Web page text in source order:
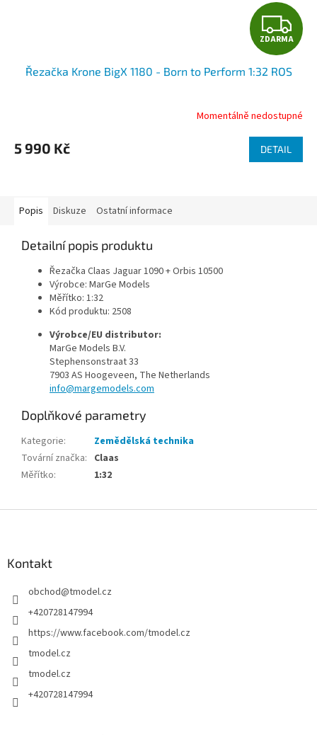
Z
D
A
R
M
A
ZDARMA
Řezačka Krone BigX 1180 - Born to Perform 1:32 ROS
Momentálně nedostupné
5 990 Kč DETAIL
Popis Diskuze Ostatní informace
Detailní popis produktu
Řezačka Claas Jaguar 1090 + Orbis 10500
Výrobce: MarGe Models
Měřítko: 1:32
Kód produktu: 2508
Výrobce/EU distributor:
MarGe Models B.V.
Stephensonstraat 33
7903 AS Hoogeveen, The Netherlands
info@margemodels.com
Doplňkové parametry
Kategorie:
Zemědělská technika
Tovární značka: Claas
Měřítko: 1:32
Kontakt
obchod@tmodel.cz
+420728147994
https://www.facebook.com/tmodel.cz
tmodel.cz
tmodel.cz
+420728147994